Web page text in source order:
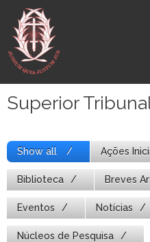
para
conteúdo
Superior
Show all Ações
Biblioteca Breves
Eventos Notícias
Núcleos de Pesquisa